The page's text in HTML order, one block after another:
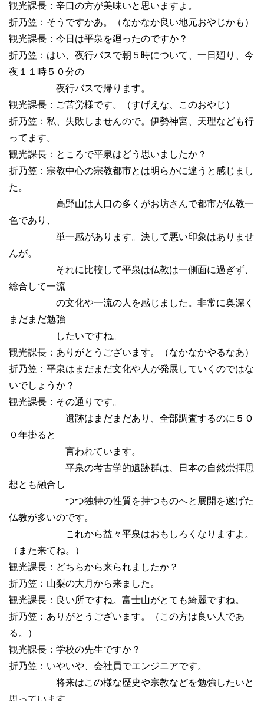
観光課長：辛口の方が美味いと思いますよ。
折乃笠：そうですかあ。（なかなか良い地元おやじかも）
観光課長：今日は平泉を廻ったのですか？
折乃笠：はい、夜行バスで朝５時について、一日廻り、今
夜１１時５０分の
夜行バスで帰ります。
観光課長：ご苦労様です。（すげえな、このおやじ）
折乃笠：私、失敗しませんので。伊勢神宮、天理なども行
ってます。
観光課長：ところで平泉はどう思いましたか？
折乃笠：宗教中心の宗教都市とは明らかに違うと感じまし
た。
高野山は人口の多くがお坊さんで都市が仏教一
色であり、
単一感があります。決して悪い印象はありませ
んが。
それに比較して平泉は仏教は一側面に過ぎず、
総合して一流
の文化や一流の人を感じました。非常に奥深く
まだまだ勉強
したいですね。
観光課長：ありがとうございます。（なかなかやるなあ）
折乃笠：平泉はまだまだ文化や人が発展していくのではな
いでしょうか？
観光課長：その通りです。
遺跡はまだまだあり、全部調査するのに５０
０年掛ると
言われています。
平泉の考古学的遺跡群は、日本の自然崇拝思
想とも融合し
つつ独特の性質を持つものへと展開を遂げた
仏教が多いのです。
これから益々平泉はおもしろくなりますよ。
（また来てね。）
観光課長：どちらから来られましたか？
折乃笠：山梨の大月から来ました。
観光課長：良い所ですね。富士山がとても綺麗ですね。
折乃笠：ありがとうございます。（この方は良い人であ
る。）
観光課長：学校の先生ですか？
折乃笠：いやいや、会社員でエンジニアです。
将来はこの様な歴史や宗教などを勉強したいと
思っています。